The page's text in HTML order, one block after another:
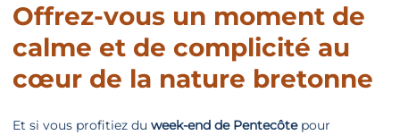
Offrez-vous un moment de
calme et de complicité au
cœur de la nature bretonne
Et si vous profitiez duweek-end de Pentecôtepour